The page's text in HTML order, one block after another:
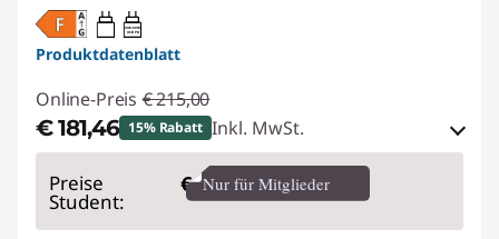
20W-60W
USB PD
Produktdatenblatt
Online-Preis € 215,00
€ 181,46 15% Rabatt Inkl. MwSt.
eCoupon-Rabatt :-€ 33,54
eCoupon :THINKDEAL
Preise
Student:
€ Nur für Mitglieder